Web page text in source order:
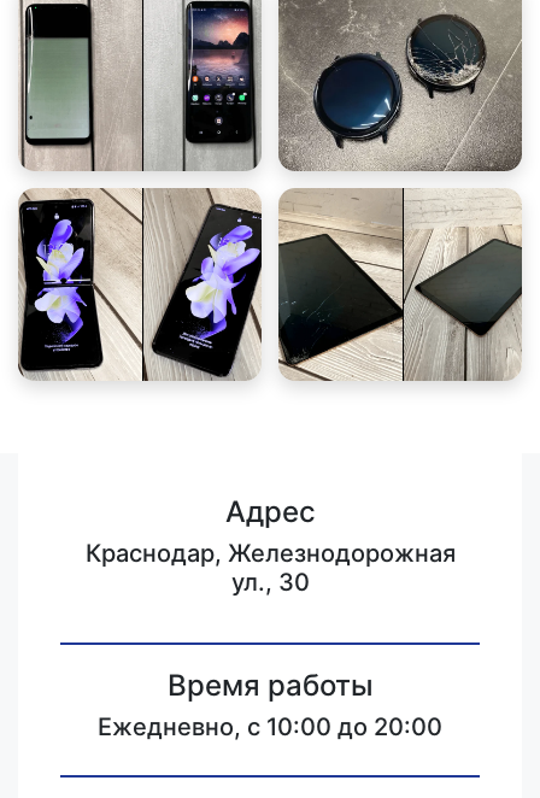
Адрес
Краснодар, Железнодорожная
ул., 30
Время работы
Ежедневно, с 10:00 до 20:00